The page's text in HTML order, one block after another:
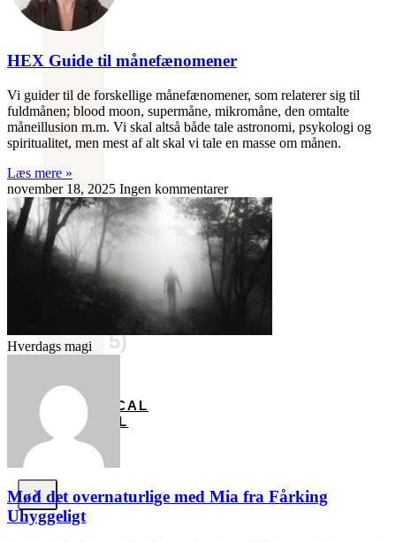
Engletal
og
deres
betydning
(1-
5)
BOTANICAL
CRYSTAL
HEALTH
X
HEX Guide til månefænomener
Vi guider til de forskellige månefænomener, som relaterer sig til
fuldmånen; blood moon, supermåne, mikromåne, den omtalte
måneillusion m.m. Vi skal altså både tale astronomi, psykologi og
spiritualitet, men mest af alt skal vi tale en masse om månen.
Læs mere »
november 18, 2025 Ingen kommentarer
Hverdags magi
Mød det overnaturlige med Mia fra Fårking
Uhyggeligt